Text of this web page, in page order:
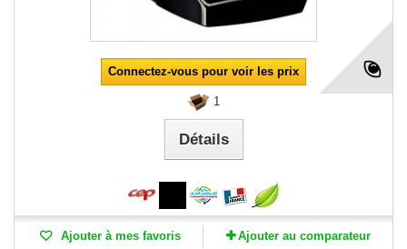
Connectez-vous pour voir les prix
1
Détails
Ajouter à mes favoris Ajouter au comparateur